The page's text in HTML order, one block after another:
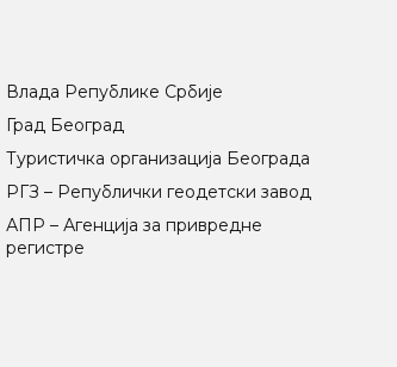
Влада Републике Србије
Град Београд
Туристичка организација Београда
РГЗ – Републички геодетски завод
АПР – Агенција за привредне
регистре